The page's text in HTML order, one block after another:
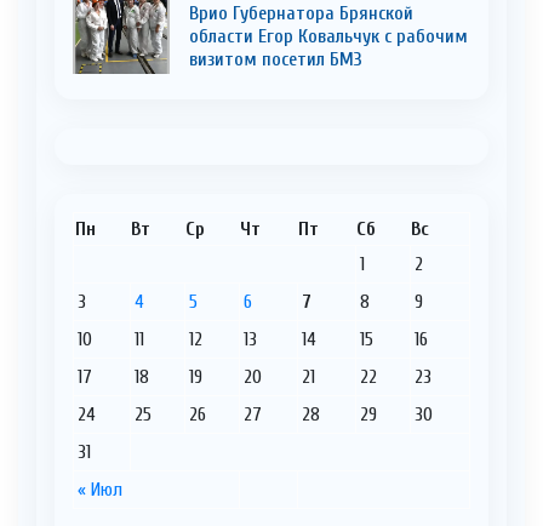
Врио Губернатора Брянской
области Егор Ковальчук с рабочим
визитом посетил БМЗ
Пн Вт Ср Чт Пт Сб Вс
« Июл
1
2
3
4 5 6 7 8
9
10
11 12 13 14 15
16
17
18 19 20 21 22
23
24
25 26 27 28 29
30
31